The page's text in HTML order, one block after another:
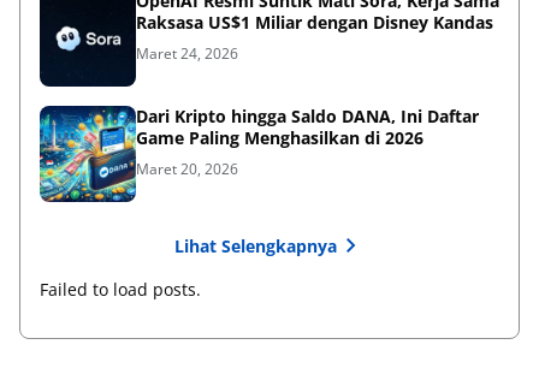
Raksasa US$1 Miliar dengan Disney Kandas
Maret 24, 2026
Dari Kripto hingga Saldo DANA, Ini Daftar
Game Paling Menghasilkan di 2026
Maret 20, 2026
Lihat Selengkapnya
Failed to load posts.